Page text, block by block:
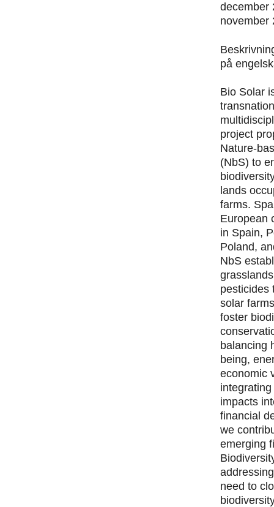
december
november
på
Bio Solar
project
Nature-
(NbS) to
lands
farms.
European
in Spain,
Poland,
NbS
pesticides
solar
foster
balancing
being,
economic
impacts
financial
we
emerging
need to